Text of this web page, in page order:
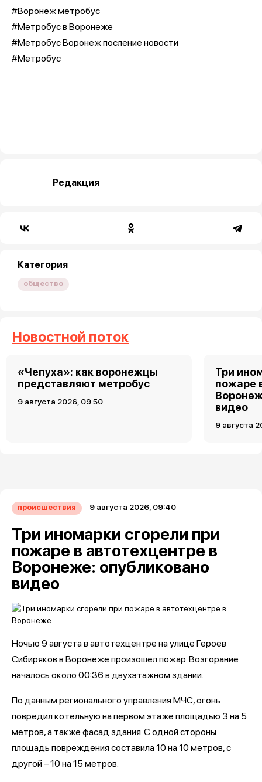
#Воронеж метробус
#Метробус в Воронеже
#Метробус Воронеж посление новости
#Метробус
Редакция
Категория
общество
Новостной поток
«Чепуха»: как воронежцы
представляют метробус
9 августа 2026, 09:50
Три
пожаре
видео
9 августа
происшествия 9 августа 2026, 09:40
Три иномарки сгорели при
пожаре в автотехцентре в
Воронеже: опубликовано
видео
Ночью 9 августа в автотехцентре на улице Героев
Сибиряков в Воронеже произошел пожар. Возгорание
началось около 00:36 в двухэтажном здании.
По данным регионального управления МЧС, огонь
повредил котельную на первом этаже площадью 3 на 5
метров, а также фасад здания. С одной стороны
площадь повреждения составила 10 на 10 метров, с
другой – 10 на 15 метров.